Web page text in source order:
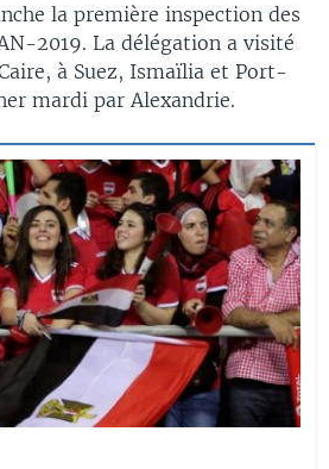
la première inspection des
2019. La délégation a visité
à Suez, Ismaïlia et Port-
mardi par Alexandrie.